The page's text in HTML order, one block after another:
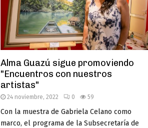
Alma Guazú sigue promoviendo
"Encuentros con nuestros
artistas"
24 noviembre, 2022 0 59
Con la muestra de Gabriela Celano como
marco, el programa de la Subsecretaría de